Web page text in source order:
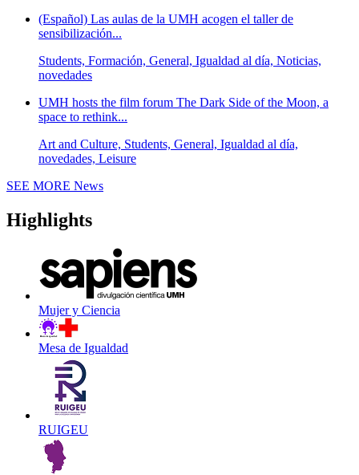
(Español) Las aulas de la UMH acogen el taller de
sensibilización...
Students, Formación, General, Igualdad al día, Noticias,
novedades
UMH hosts the film forum The Dark Side of the Moon, a
space to rethink...
Art and Culture, Students, General, Igualdad al día,
novedades, Leisure
SEE MORE News
Highlights
Mujer y Ciencia
Mesa de Igualdad
RUIGEU